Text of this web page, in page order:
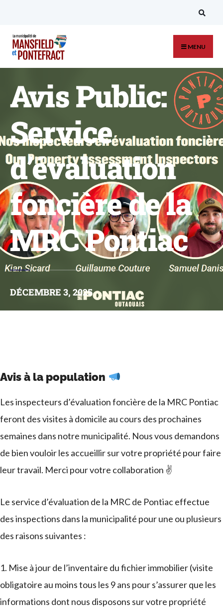
MENU
Avis Public:
Service
d’évaluation
foncière de la
MRC Pontiac
DÉCEMBRE 3, 2025
Avis à la population
Les inspecteurs d’évaluation foncière de la MRC Pontiac
feront des visites à domicile au cours des prochaines
semaines dans notre municipalité. Nous vous demandons
de bien vouloir les accueillir sur votre propriété pour faire
leur travail. Merci pour votre collaboration ✌️
Le service d’évaluation de la MRC de Pontiac effectue
des inspections dans la municipalité pour une ou plusieurs
des raisons suivantes :
Mise à jour de l’inventaire du fichier immobilier (visite
obligatoire au moins tous les 9 ans pour s’assurer que les
informations dont nous disposons sur votre propriété